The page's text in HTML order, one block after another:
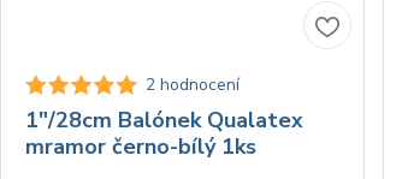
2 hodnocení
1"/28cm Balónek Qualatex
mramor černo-bílý 1ks